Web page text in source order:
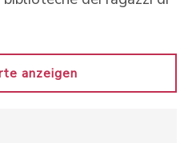
anzeigen